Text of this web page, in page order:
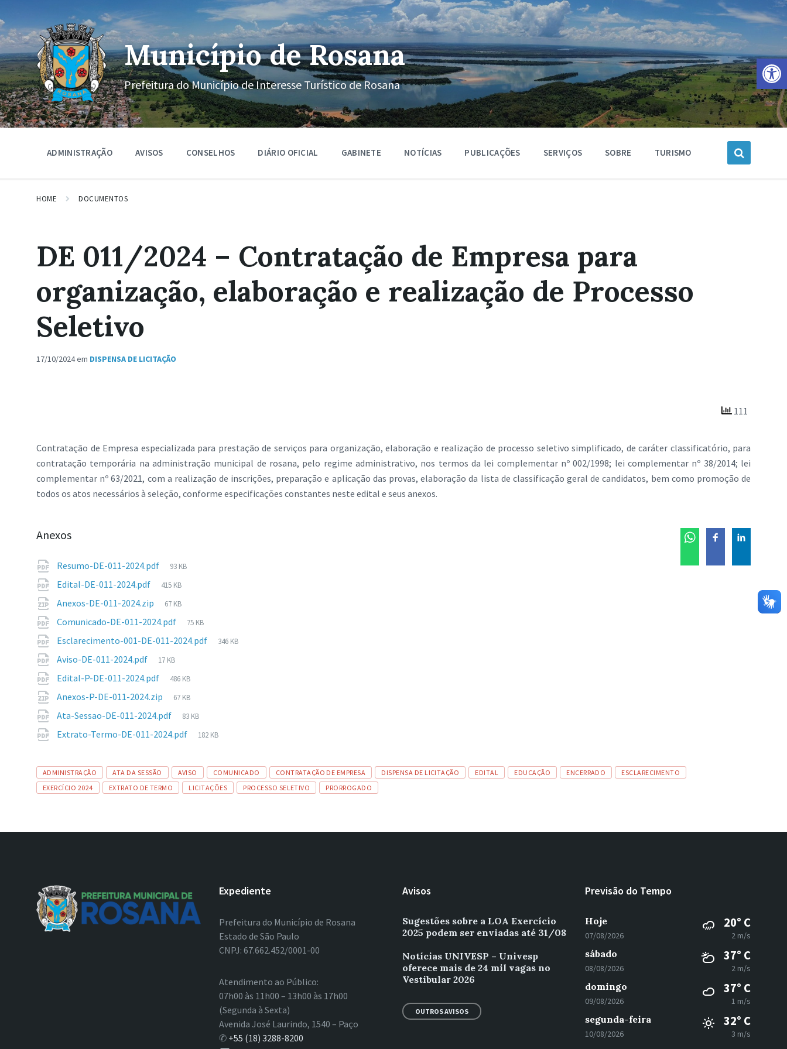
Barra de Ferramentas Aberta
o
conteúdo
a
navegação
principal
o
rodapé
Município de Rosana
Prefeitura do Município de Interesse Turístico de Rosana
ADMINISTRAÇÃO AVISOS CONSELHOS DIÁRIO OFICIAL GABINETE NOTÍCIAS PUBLICAÇÕES SERVIÇOS SOBRE TURISMO
HOME DOCUMENTOS
DE 011/2024 – Contratação de Empresa para
organização, elaboração e realização de Processo
Seletivo
17/10/2024em DISPENSA DE LICITAÇÃO
111
Contratação de Empresa especializada para prestação de serviços para organização, elaboração e realização de processo seletivo simplificado, de caráter classificatório, para
contratação temporária na administração municipal de rosana, pelo regime administrativo, nos termos da lei complementar nº 002/1998; lei complementar nº 38/2014; lei
complementar nº 63/2021, com a realização de inscrições, preparação e aplicação das provas, elaboração da lista de classificação geral de candidatos, bem como promoção de
todos os atos necessários à seleção, conforme especificações constantes neste edital e seus anexos.
Anexos
Resumo-DE-011-2024.pdf
Tamanho
arquivo:
93 KB
Edital-DE-011-2024.pdf
Tamanho
arquivo:
415 KB
Anexos-DE-011-2024.zip
Tamanho
arquivo:
67 KB
Comunicado-DE-011-2024.pdf
Tamanho
arquivo:
75 KB
Esclarecimento-001-DE-011-2024.pdf
Tamanho
346 KB
Aviso-DE-011-2024.pdf
Tamanho
arquivo:
17 KB
Edital-P-DE-011-2024.pdf
Tamanho
arquivo:
486 KB
Anexos-P-DE-011-2024.zip
Tamanho
arquivo:
67 KB
Ata-Sessao-DE-011-2024.pdf
Tamanho
arquivo:
83 KB
Extrato-Termo-DE-011-2024.pdf
Tamanho
182 KB
Tags
ADMINISTRAÇÃO ATA DA SESSÃO AVISO COMUNICADO CONTRATAÇÃO DE EMPRESA DISPENSA DE LICITAÇÃO EDITAL EDUCAÇÃO ENCERRADO
ESCLARECIMENTO
EXERCÍCIO 2024
EXTRATO DE TERMO LICITAÇÕES PROCESSO SELETIVO PRORROGADO
Expediente
Prefeitura do Município de Rosana
Estado de São Paulo
CNPJ: 67.662.452/0001-00
Atendimento ao Público:
07h00 às 11h00 – 13h00 às 17h00
(Segunda à Sexta)
Avenida José Laurindo, 1540 – Paço
✆ +55 (18) 3288-8200
Avisos
Sugestões sobre a LOA Exercício
2025 podem ser enviadas até 31/08
Notícias UNIVESP – Univesp
oferece mais de 24 mil vagas no
Vestibular 2026
OUTROS AVISOS
Previsão do Tempo
Hoje
07/08/2026
20° C
2 m/s
sábado
08/08/2026
37° C
2 m/s
domingo
09/08/2026
37° C
1 m/s
segunda-feira
10/08/2026
32° C
3 m/s